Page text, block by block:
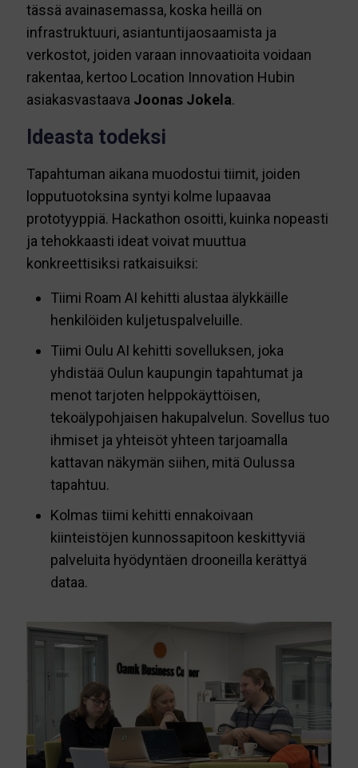
tässä avainasemassa, koska heillä on
infrastruktuuri, asiantuntijaosaamista ja
verkostot, joiden varaan innovaatioita voidaan
rakentaa, kertoo Location Innovation Hubin
asiakasvastaava Joonas Jokela.
Ideasta todeksi
Tapahtuman aikana muodostui tiimit, joiden
lopputuotoksina syntyi kolme lupaavaa
prototyyppiä. Hackathon osoitti, kuinka nopeasti
ja tehokkaasti ideat voivat muuttua
konkreettisiksi ratkaisuiksi:
Tiimi Roam AI kehitti alustaa älykkäille
henkilöiden kuljetuspalveluille.
Tiimi Oulu AI kehitti sovelluksen, joka
yhdistää Oulun kaupungin tapahtumat ja
menot tarjoten helppokäyttöisen,
tekoälypohjaisen hakupalvelun. Sovellus tuo
ihmiset ja yhteisöt yhteen tarjoamalla
kattavan näkymän siihen, mitä Oulussa
tapahtuu.
Kolmas tiimi kehitti ennakoivaan
kiinteistöjen kunnossapitoon keskittyviä
palveluita hyödyntäen drooneilla kerättyä
dataa.